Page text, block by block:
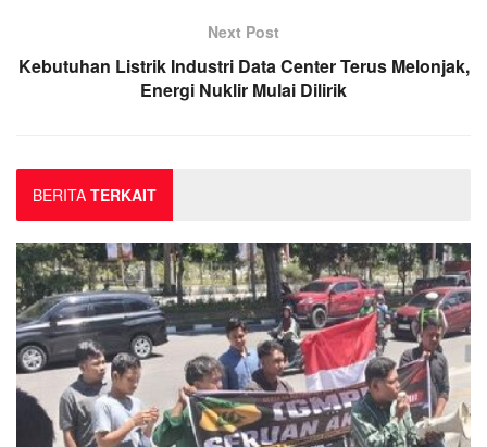
Next Post
Kebutuhan Listrik Industri Data Center Terus Melonjak,
Energi Nuklir Mulai Dilirik
BERITA TERKAIT